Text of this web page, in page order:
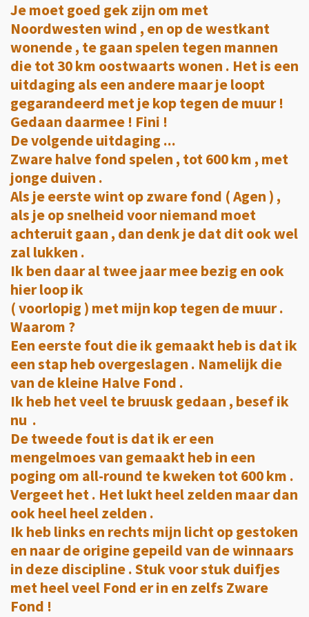
Je moet goed gek zijn om met
Noordwesten wind , en op de westkant
wonende , te gaan spelen tegen mannen
die tot 30 km oostwaarts wonen . Het is een
uitdaging als een andere maar je loopt
gegarandeerd met je kop tegen de muur !
Gedaan daarmee ! Fini !
De volgende uitdaging ...
Zware halve fond spelen , tot 600 km , met
jonge duiven .
Als je eerste wint op zware fond ( Agen ) ,
als je op snelheid voor niemand moet
achteruit gaan , dan denk je dat dit ook wel
zal lukken .
Ik ben daar al twee jaar mee bezig en ook
hier loop ik
( voorlopig ) met mijn kop tegen de muur .
Waarom ?
Een eerste fout die ik gemaakt heb is dat ik
een stap heb overgeslagen . Namelijk die
van de kleine Halve Fond .
Ik heb het veel te bruusk gedaan , besef ik
nu .
De tweede fout is dat ik er een
mengelmoes van gemaakt heb in een
poging om all-round te kweken tot 600 km .
Vergeet het . Het lukt heel zelden maar dan
ook heel heel zelden .
Ik heb links en rechts mijn licht op gestoken
en naar de origine gepeild van de winnaars
in deze discipline . Stuk voor stuk duifjes
met heel veel Fond er in en zelfs Zware
Fond !